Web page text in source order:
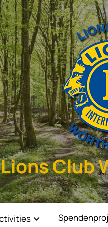
Lions Club